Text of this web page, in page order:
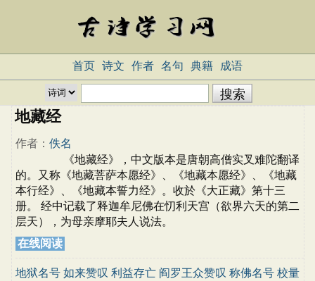
首页 诗文 作者 名句 典籍 成语
地藏经
作者： 佚名
《地藏经》，中文版本是唐朝高僧实叉难陀翻译
的。又称《地藏菩萨本愿经》、《地藏本愿经》、《地藏
本行经》、《地藏本誓力经》。收於《大正藏》第十三
册。 经中记载了释迦牟尼佛在忉利天宫（欲界六天的第二
层天），为母亲摩耶夫人说法。
在线阅读
地狱名号 如来赞叹 利益存亡 阎罗王众赞叹 称佛名号 校量